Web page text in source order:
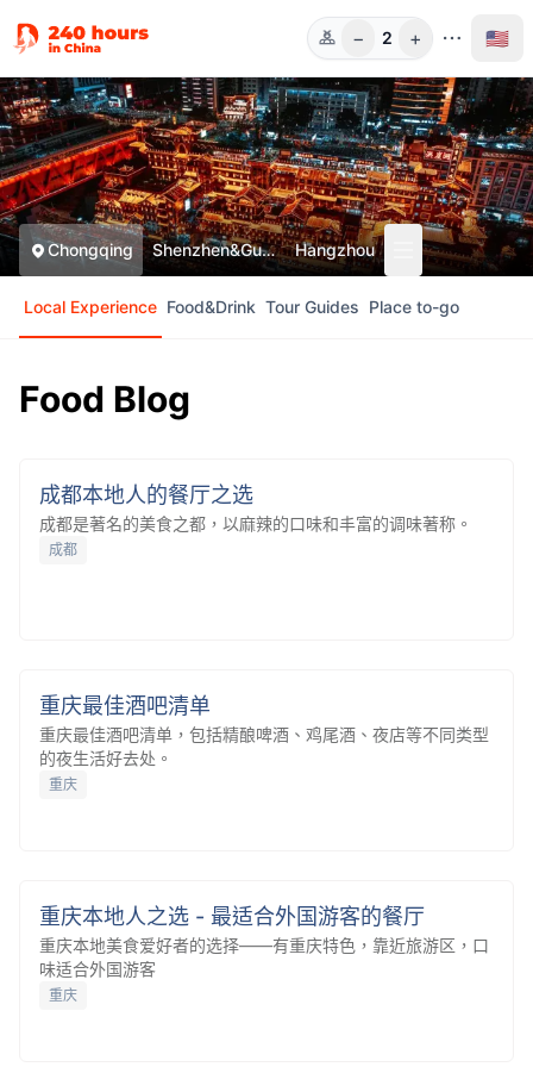
人数
− 2 + 🇺🇸
Chongqing Shenzhen&Guangzhou Hangzhou
Local Experience Food&Drink Tour Guides Place to-go
Food Blog
成都本地人的餐厅之选
成都是著名的美食之都，以麻辣的口味和丰富的调味著称。
成都
重庆最佳酒吧清单
重庆最佳酒吧清单，包括精酿啤酒、鸡尾酒、夜店等不同类型
的夜生活好去处。
重庆
重庆本地人之选 - 最适合外国游客的餐厅
重庆本地美食爱好者的选择——有重庆特色，靠近旅游区，口
味适合外国游客
重庆